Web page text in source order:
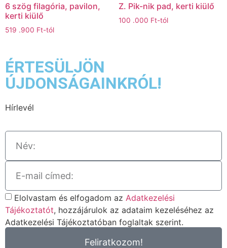
6 szög filagória, pavilon,
kerti kiülő
519 .900 Ft-tól
Z. Pik-nik pad, kerti kiülő
100 .000 Ft-tól
ÉRTESÜLJÖN
ÚJDONSÁGAINKRÓL!
Hírlevél
Elolvastam és elfogadom az Adatkezelési
Tájékoztatót, hozzájárulok az adataim kezeléséhez az
Adatkezelési Tájékoztatóban foglaltak szerint.
Feliratkozom!